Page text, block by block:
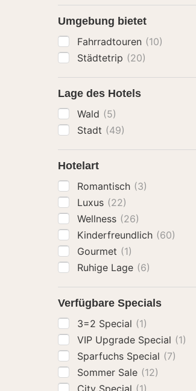
Umgebung bietet
Fahrradtouren (10)
Städtetrip (20)
Lage des Hotels
Wald (5)
Stadt (49)
Hotelart
Romantisch (3)
Luxus (22)
Wellness (26)
Kinderfreundlich (60)
Gourmet (1)
Ruhige Lage (6)
Verfügbare Specials
3=2 Special (1)
VIP Upgrade Special (1)
Sparfuchs Special (7)
Sommer Sale (12)
City Special (1)